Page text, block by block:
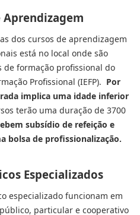
Aprendizagem
dos cursos de aprendizagem
está no local onde são
de formação profissional do
Profissional (IEFP). Por
implica uma idade inferior
terão uma duração de 3700
subsídio de refeição e
bolsa de profissionalização.
Especializados
especializado funcionam em
particular e cooperativo